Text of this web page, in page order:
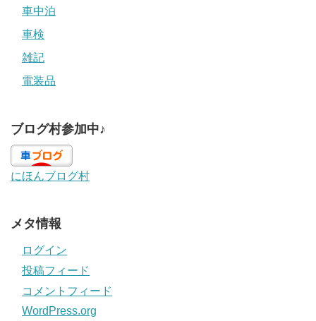
車中泊
車検
雑記
電装品
ブログ村参加中♪
にほんブログ村
メタ情報
ログイン
投稿フィード
コメントフィード
WordPress.org